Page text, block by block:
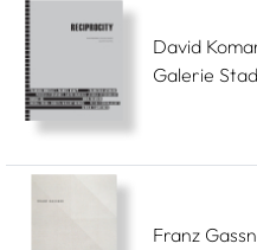
David
Galerie
Franz